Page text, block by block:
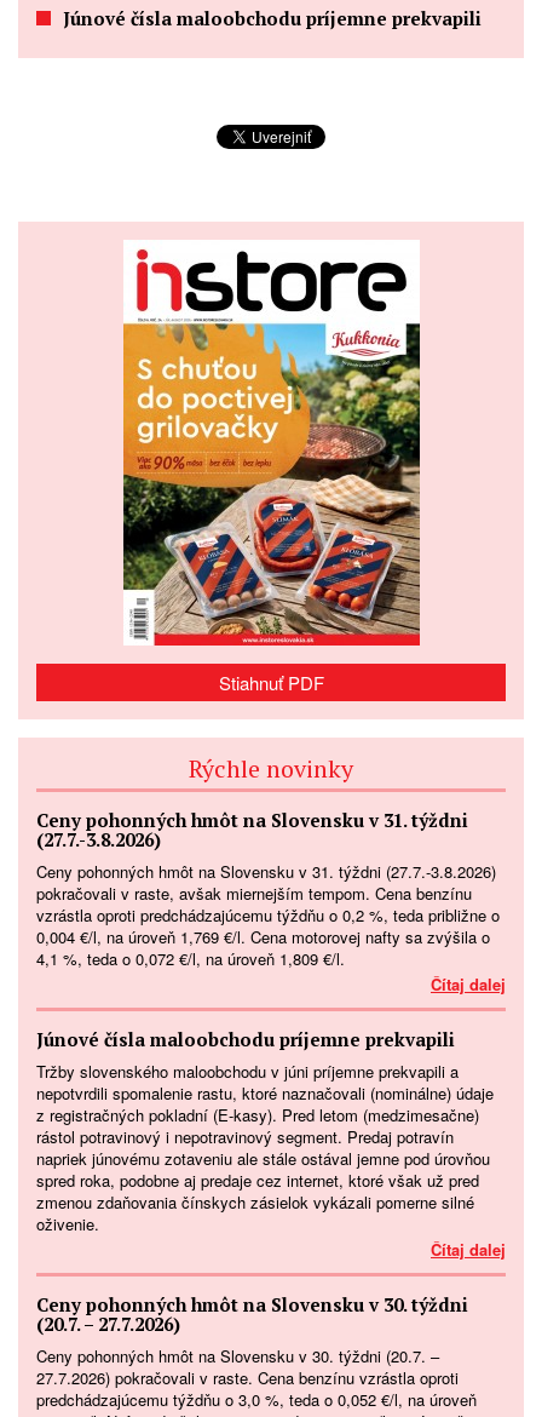
Júnové čísla maloobchodu príjemne prekvapili
Stiahnuť PDF
Rýchle novinky
Ceny pohonných hmôt na Slovensku v 31. týždni
(27.7.-3.8.2026)
Ceny pohonných hmôt na Slovensku v 31. týždni (27.7.-3.8.2026)
pokračovali v raste, avšak miernejším tempom. Cena benzínu
vzrástla oproti predchádzajúcemu týždňu o 0,2 %, teda približne o
0,004 €/l, na úroveň 1,769 €/l. Cena motorovej nafty sa zvýšila o
4,1 %, teda o 0,072 €/l, na úroveň 1,809 €/l.
Čítaj dalej
Júnové čísla maloobchodu príjemne prekvapili
Tržby slovenského maloobchodu v júni príjemne prekvapili a
nepotvrdili spomalenie rastu, ktoré naznačovali (nominálne) údaje
z registračných pokladní (E-kasy). Pred letom (medzimesačne)
rástol potravinový i nepotravinový segment. Predaj potravín
napriek júnovému zotaveniu ale stále ostával jemne pod úrovňou
spred roka, podobne aj predaje cez internet, ktoré však už pred
zmenou zdaňovania čínskych zásielok vykázali pomerne silné
oživenie.
Čítaj dalej
Ceny pohonných hmôt na Slovensku v 30. týždni
(20.7. – 27.7.2026)
Ceny pohonných hmôt na Slovensku v 30. týždni (20.7. –
27.7.2026) pokračovali v raste. Cena benzínu vzrástla oproti
predchádzajúcemu týždňu o 3,0 %, teda o 0,052 €/l, na úroveň